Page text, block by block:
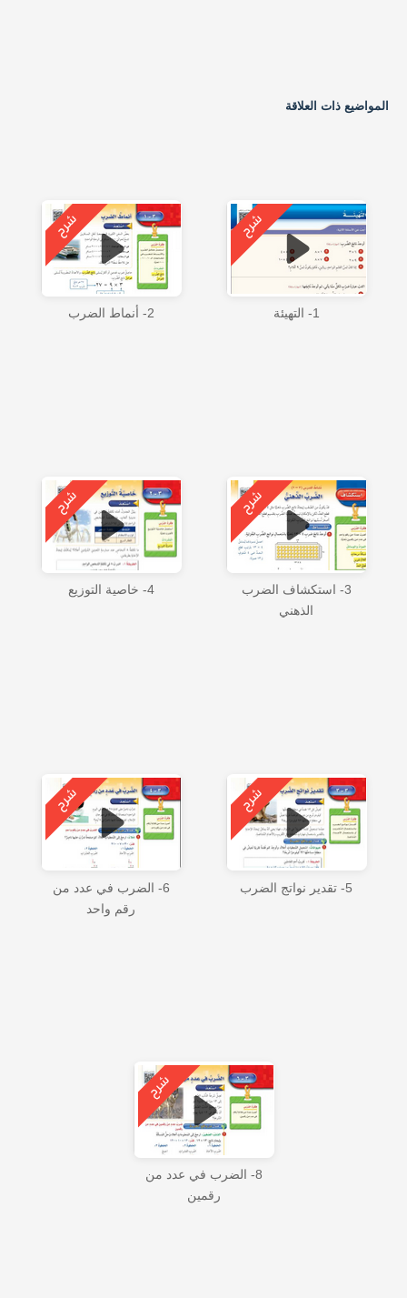
المواضيع ذات العلاقة
1- التهيئة 2- أنماط الضرب
3- استكشاف الضرب
الذهني
4- خاصية التوزيع
5- تقدير نواتج الضرب
6- الضرب في عدد من
رقم واحد
8- الضرب في عدد من
رقمين